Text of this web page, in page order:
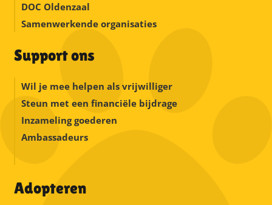
DOC Oldenzaal
Samenwerkende organisaties
Support ons
Wil je mee helpen als vrijwilliger
Steun met een financiële bijdrage
Inzameling goederen
Ambassadeurs
Adopteren